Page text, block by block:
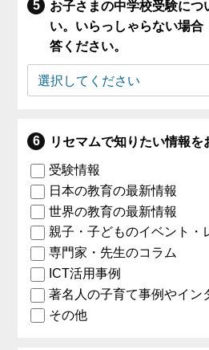
お子さまの中学校受験につ
い。いらっしゃらない場合
答ください。
リセマムで知りたい情報を
受験情報
日本の教育の最新情報
世界の教育の最新情報
親子・子どものイベント・
専門家・先生のコラム
ICT活用事例
著名人の子育て事例やイン
その他